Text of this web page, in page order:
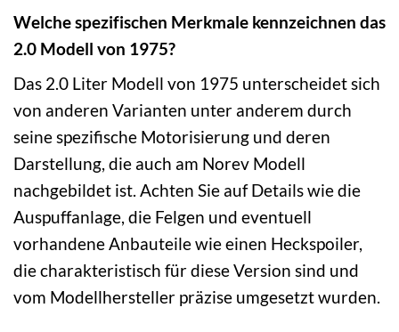
Welche spezifischen Merkmale kennzeichnen das
2.0 Modell von 1975?
Das 2.0 Liter Modell von 1975 unterscheidet sich
von anderen Varianten unter anderem durch
seine spezifische Motorisierung und deren
Darstellung, die auch am Norev Modell
nachgebildet ist. Achten Sie auf Details wie die
Auspuffanlage, die Felgen und eventuell
vorhandene Anbauteile wie einen Heckspoiler,
die charakteristisch für diese Version sind und
vom Modellhersteller präzise umgesetzt wurden.